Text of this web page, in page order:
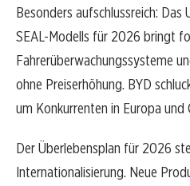
Besonders aufschlussreich:
SEAL-Modells für 2026 bringt
Fahrerüberwachungssysteme
ohne Preiserhöhung. BYD
um Konkurrenten in Europa und
Der Überlebensplan für 2026
Internationalisierung. Neue